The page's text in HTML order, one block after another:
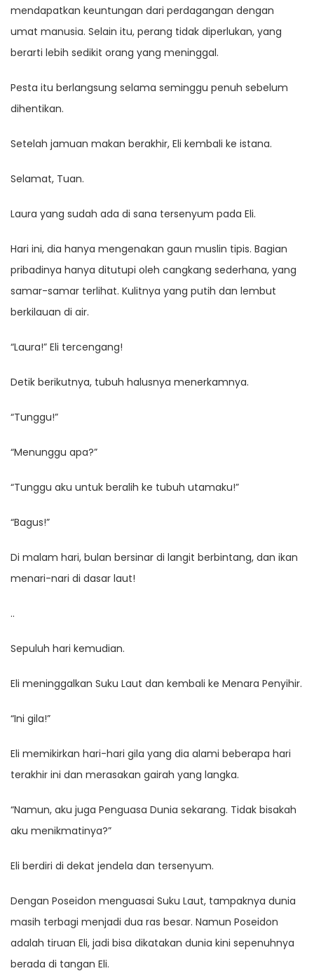
mendapatkan keuntungan dari perdagangan dengan
umat manusia. Selain itu, perang tidak diperlukan, yang
berarti lebih sedikit orang yang meninggal.
Pesta itu berlangsung selama seminggu penuh sebelum
dihentikan.
Setelah jamuan makan berakhir, Eli kembali ke istana.
Selamat, Tuan.
Laura yang sudah ada di sana tersenyum pada Eli.
Hari ini, dia hanya mengenakan gaun muslin tipis. Bagian
pribadinya hanya ditutupi oleh cangkang sederhana, yang
samar-samar terlihat. Kulitnya yang putih dan lembut
berkilauan di air.
“Laura!” Eli tercengang!
Detik berikutnya, tubuh halusnya menerkamnya.
“Tunggu!”
“Menunggu apa?”
“Tunggu aku untuk beralih ke tubuh utamaku!”
“Bagus!”
Di malam hari, bulan bersinar di langit berbintang, dan ikan
menari-nari di dasar laut!
..
Sepuluh hari kemudian.
Eli meninggalkan Suku Laut dan kembali ke Menara Penyihir.
“Ini gila!”
Eli memikirkan hari-hari gila yang dia alami beberapa hari
terakhir ini dan merasakan gairah yang langka.
“Namun, aku juga Penguasa Dunia sekarang. Tidak bisakah
aku menikmatinya?”
Eli berdiri di dekat jendela dan tersenyum.
Dengan Poseidon menguasai Suku Laut, tampaknya dunia
masih terbagi menjadi dua ras besar. Namun Poseidon
adalah tiruan Eli, jadi bisa dikatakan dunia kini sepenuhnya
berada di tangan Eli.